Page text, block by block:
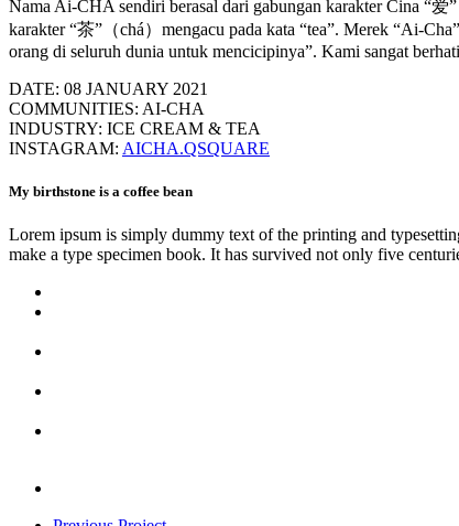
Nama Ai-CHA sendiri berasal dari gabungan karakter Cina “爱
karakter “茶”（chá）mengacu pada kata “tea”. Merek “Ai-
orang di seluruh dunia untuk mencicipinya”. Kami sangat
DATE: 08 JANUARY 2021
COMMUNITIES: AI-CHA
INDUSTRY: ICE CREAM & TEA
INSTAGRAM: AICHA.QSQUARE
My birthstone is a coffee bean
Lorem ipsum is simply dummy text of the printing and
make a type specimen book. It has survived not only five